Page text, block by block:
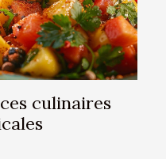
culinaires